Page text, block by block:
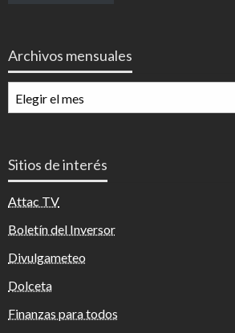
Archivos mensuales
mensuales
Sitios de interés
Attac TV
Boletín del Inversor
Divulgameteo
Dolceta
Finanzas para todos